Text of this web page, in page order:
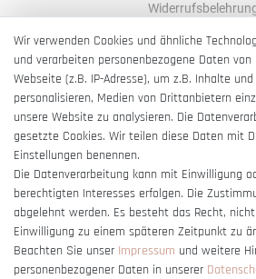
AGB
Impressum
Vertrag
Wir verwenden Cookies und ähnliche
und verarbeiten personenbezogene Daten von
Webseite (z.B. IP-Adresse), um z.B. Inhalte
personalisieren, Medien von Drittanbietern
unsere Website zu analysieren. Die
gesetzte Cookies. Wir teilen diese Daten mit
Einstellungen benennen.
Die Datenverarbeitung kann mit Einwilligung
berechtigten Interesses erfolgen. Die
abgelehnt werden. Es besteht das Recht,
Einwilligung zu einem späteren Zeitpunkt zu
Beachten Sie unser Impressum und weitere
personenbezogener Daten in unserer